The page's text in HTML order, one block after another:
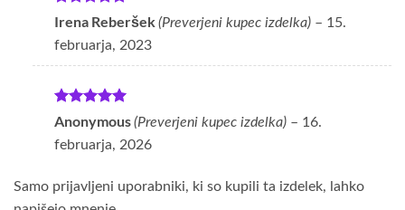
Ocenjeno5
od 5
Irena Reberšek(Preverjeni kupec izdelka) – 15.
februarja, 2023
Ocenjeno5
od 5
Anonymous(Preverjeni kupec izdelka) – 16.
februarja, 2026
Samo prijavljeni uporabniki, ki so kupili ta izdelek, lahko